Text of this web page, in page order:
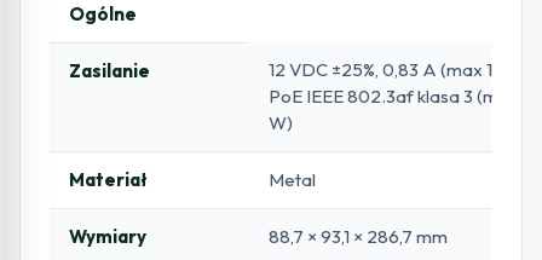
Ogólne
Zasilanie
12 VDC ±25%, 0,83 A (max 10 W),
PoE IEEE 802.3af klasa 3 (max 11
W)
Materiał Metal
Wymiary 88,7 × 93,1 × 286,7 mm